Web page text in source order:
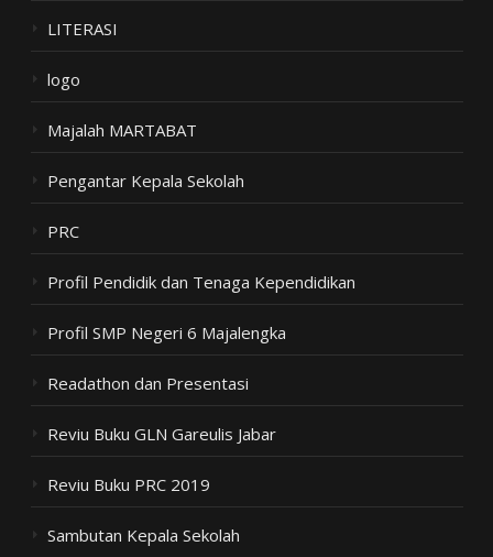
LITERASI
logo
Majalah MARTABAT
Pengantar Kepala Sekolah
PRC
Profil Pendidik dan Tenaga Kependidikan
Profil SMP Negeri 6 Majalengka
Readathon dan Presentasi
Reviu Buku GLN Gareulis Jabar
Reviu Buku PRC 2019
Sambutan Kepala Sekolah